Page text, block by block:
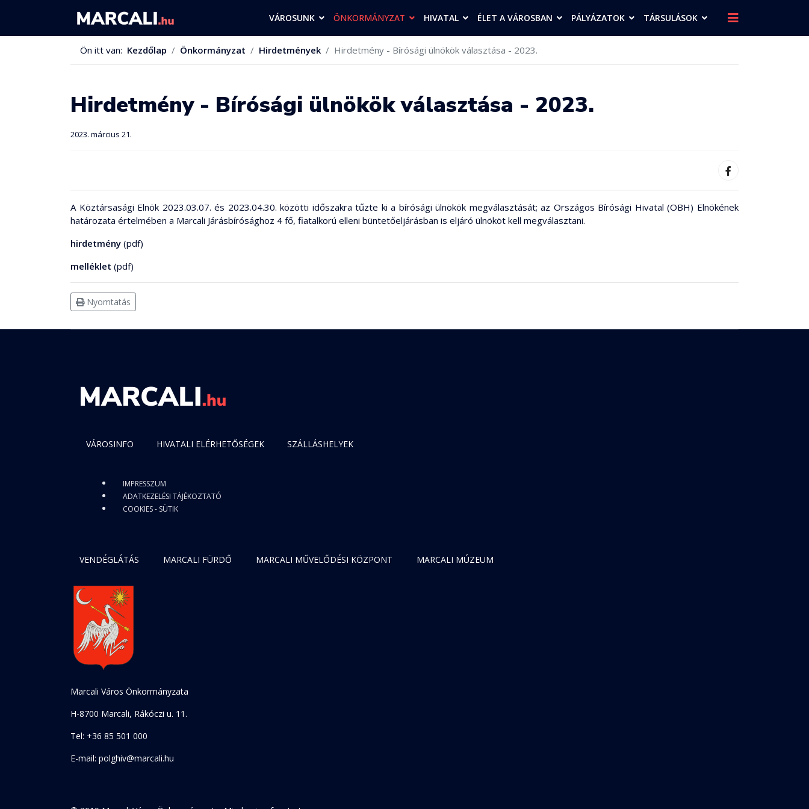
VÁROSUNK ÖNKORMÁNYZAT HIVATAL ÉLET A VÁROSBAN PÁLYÁZATOK TÁRSULÁSOK
Ön itt van: Kezdőlap Önkormányzat Hirdetmények Hirdetmény - Bírósági ülnökök választása - 2023.
Hirdetmény - Bírósági ülnökök választása - 2023.
2023. március 21.
A Köztársasági Elnök 2023.03.07. és 2023.04.30. közötti időszakra tűzte ki a bírósági ülnökök megválasztását; az Országos Bírósági Hivatal (OBH) Elnökének
határozata értelmében a Marcali Járásbírósághoz 4 fő, fiatalkorú elleni büntetőeljárásban is eljáró ülnököt kell megválasztani.
hirdetmény (pdf)
melléklet (pdf)
Nyomtatás
VÁROSINFO HIVATALI ELÉRHETŐSÉGEK SZÁLLÁSHELYEK
IMPRESSZUM
ADATKEZELÉSI TÁJÉKOZTATÓ
COOKIES - SÜTIK
VENDÉGLÁTÁS MARCALI FÜRDŐ MARCALI MŰVELŐDÉSI KÖZPONT MARCALI MÚZEUM
Marcali Város Önkormányzata
H-8700 Marcali, Rákóczi u. 11.
Tel: +36 85 501 000
E-mail: polghiv@marcali.hu